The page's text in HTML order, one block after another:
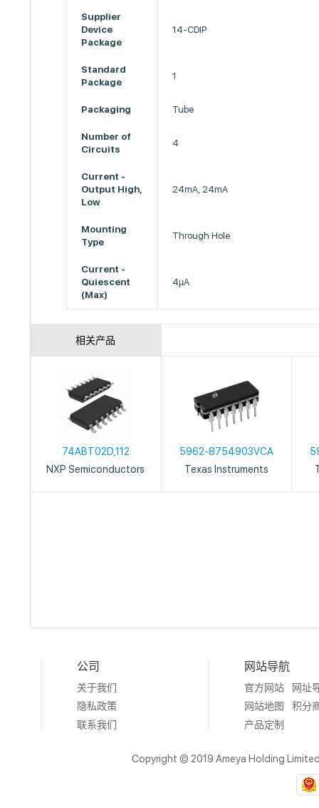
Supplier
Device
Package
14-CDIP
Standard
Package
1
Packaging Tube
Number of
Circuits
4
Current -
Output High,
Low
24mA, 24mA
Mounting
Type
Through Hole
Current -
Quiescent
(Max)
4µA
相关产品
74ABT02D,112
NXP Semiconductors
5962-8754903VCA
Texas Instruments
公司
关于我们
隐私政策
联系我们
网站导航
官方网站
网址
网站地图
积分
产品定制
Copyright © 2019 Ameya Holding